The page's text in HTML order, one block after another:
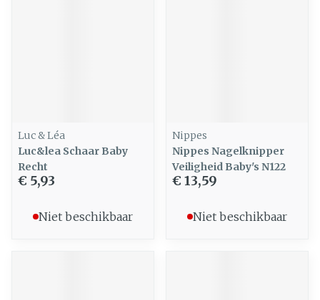
Luc & Léa
Luc&lea Schaar Baby
Recht
€ 5,93
Niet beschikbaar
Nippes
Nippes Nagelknipper
Veiligheid Baby's N122
€ 13,59
Niet beschikbaar